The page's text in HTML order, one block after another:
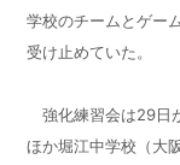
学校のチームとゲー
受け止めていた。
強化練習会は29日
ほか堀江中学校（大